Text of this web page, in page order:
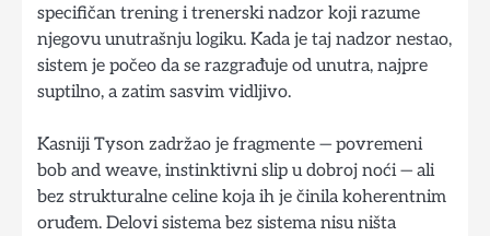
specifičan trening i trenerski nadzor koji razume
njegovu unutrašnju logiku. Kada je taj nadzor nestao,
sistem je počeo da se razgrađuje od unutra, najpre
suptilno, a zatim sasvim vidljivo.
Kasniji Tyson zadržao je fragmente — povremeni
bob and weave, instinktivni slip u dobroj noći — ali
bez strukturalne celine koja ih je činila koherentnim
oruđem. Delovi sistema bez sistema nisu ništa